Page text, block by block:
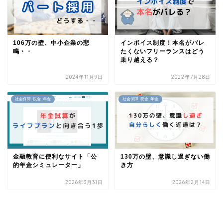
106万の壁、中小企業の悲
鳴・・
2024年11月9日
インボイス制度！本名がバレ
たくないフリーランスはどう
乗り越える？
2022年7月28日
社会保障_税金_年金
金融教育に便利なサイト「公
的年金シミュレーター」
2026年3月31日
社会保障_税金_年金
130万の壁、意識し過ぎない働
き方
2026年2月14日